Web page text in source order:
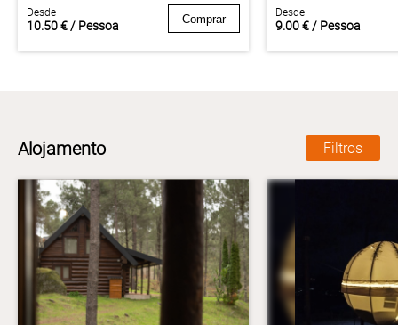
Desde
10.50 € / Pessoa Comprar Desde
9.00 € / Pessoa
Alojamento Filtros